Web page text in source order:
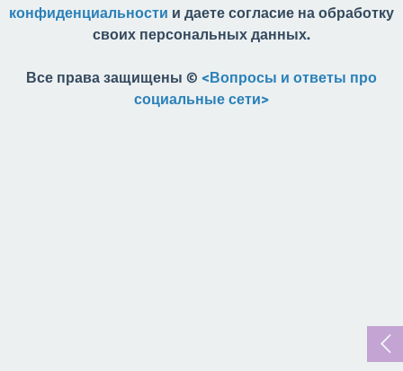
конфиденциальности и даете согласие на обработку
своих персональных данных.
Все права защищены © <Вопросы и ответы про
социальные сети>